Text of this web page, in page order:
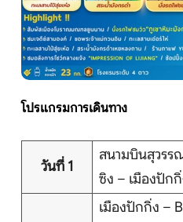
จัดกรุ๊ปต่างประเทศ
โปรไฟไหม้
เรือเจ้าพระยา
โปรแกรมการเดินทาง
วันที่ 1
สนามบินสุวร
ซิง – เมืองปัก
เมืองปักกิ่ง –